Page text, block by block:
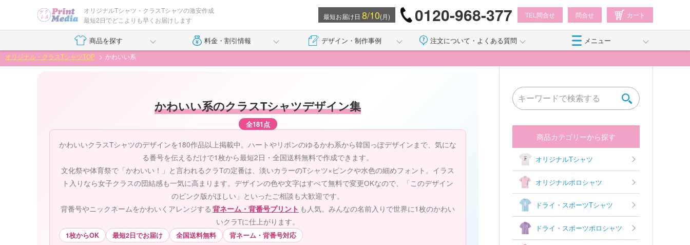
オリジナルTシャツ・クラスTシャツの激安作成
最短2日でどこよりも早くお届けします
最短お届け日8/10(月) 0120-968-377 TEL問合せ 問合せ カート
商品を探す 料金・割引情報 デザイン・制作事例 注文について・よくある質問 メニュー
オリジナル・クラスTシャツTOP かわいい系
かわいい系のクラスTシャツデザイン集
全181点
かわいいクラスTシャツのデザインを180作品以上掲載中。ハートやリボンのゆるかわ系から韓国っぽデザインまで、気にな
る番号を伝えるだけで1枚から最短2日・全国送料無料で作成できます。
文化祭や体育祭で「かわいい！」と言われるクラTの定番は、淡いカラーのTシャツ×ピンクや水色の細めフォント。イラス
ト入りなら女子クラスの団結感も一気に高まります。デザインの色や文字はすべて無料で変更OKなので、「このデザイン
のピンク版がほしい」といったご相談も大歓迎です。
背番号やニックネームをかわいくアレンジする 背ネーム・背番号プリント も人気。みんなの名前入りで世界に1枚のかわい
いクラTに仕上がります。
1枚からOK 最短2日でお届け 全国送料無料 背ネーム・背番号対応
商品カテゴリーから探す
オリジナルTシャツ
オリジナルポロシャツ
ドライ・スポーツTシャツ
ドライ・スポーツポロシャツ